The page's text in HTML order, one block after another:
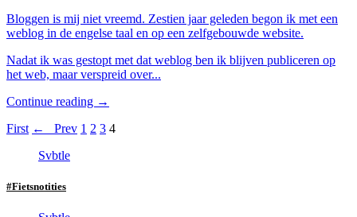
Bloggen is mij niet vreemd. Zestien jaar geleden begon ik met een
weblog in de engelse taal en op een zelfgebouwde website.
Nadat ik was gestopt met dat weblog ben ik blijven publiceren op
het web, maar verspreid over...
Continue reading →
First ← Prev 1 2 3 4
Svbtle
#Fietsnotities